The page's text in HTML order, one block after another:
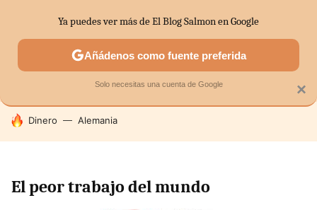
SECTORES ECONOMÍA DOMÉSTICA MERCADOS
HOY SE HABLA DE
Dinero Alemania
El peor trabajo del mundo
×
Ya puedes ver más de El Blog Salmon en Google
Añádenos como fuente preferida
Solo necesitas una cuenta de Google